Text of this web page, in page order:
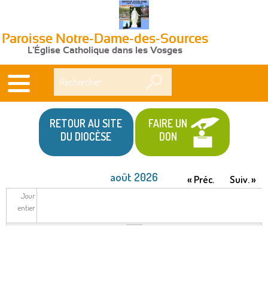
Paroisse Notre-Dame-des-Sources
L'Église Catholique dans les Vosges
RETOUR AU SITE
DU DIOCÈSE
FAIRE UN
DON
août 2026 « Préc. Suiv. »
Jour
entier